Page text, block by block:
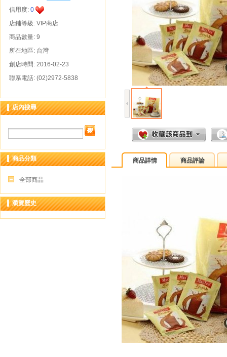
信用度: 0
店鋪等級: VIP商店
商品數量: 9
所在地區: 台灣
創店時間: 2016-02-23
聯系電話: (02)2972-5838
店內搜尋
商品分類
全部商品
瀏覽歷史
商品詳情 商品評論